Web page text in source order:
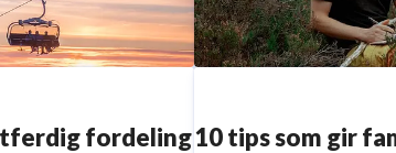
fordeling10 tips som gir